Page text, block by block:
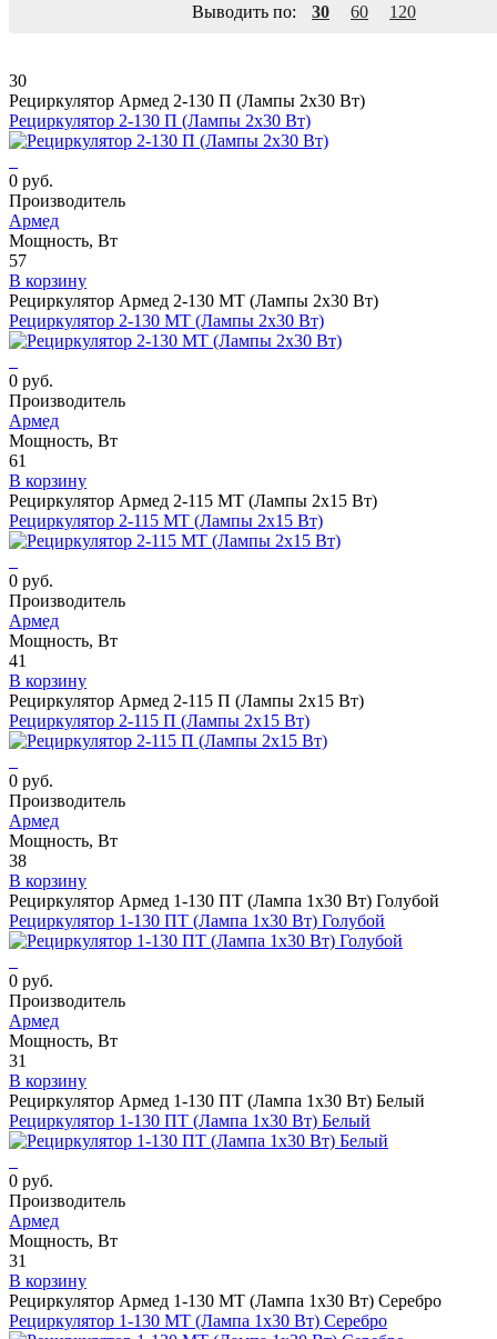
Выводить по:
30 60 120
30
Рециркулятор Армед 2-130 П (Лампы 2х30 Вт)
Рециркулятор 2-130 П (Лампы 2х30 Вт)
0 руб.
Производитель
Армед
Мощность, Вт
57
В корзину
Рециркулятор Армед 2-130 МТ (Лампы 2х30 Вт)
Рециркулятор 2-130 МТ (Лампы 2х30 Вт)
0 руб.
Производитель
Армед
Мощность, Вт
61
В корзину
Рециркулятор Армед 2-115 МТ (Лампы 2х15 Вт)
Рециркулятор 2-115 МТ (Лампы 2х15 Вт)
0 руб.
Производитель
Армед
Мощность, Вт
41
В корзину
Рециркулятор Армед 2-115 П (Лампы 2х15 Вт)
Рециркулятор 2-115 П (Лампы 2х15 Вт)
0 руб.
Производитель
Армед
Мощность, Вт
38
В корзину
Рециркулятор Армед 1-130 ПТ (Лампа 1х30 Вт) Голубой
Рециркулятор 1-130 ПТ (Лампа 1х30 Вт) Голубой
0 руб.
Производитель
Армед
Мощность, Вт
31
В корзину
Рециркулятор Армед 1-130 ПТ (Лампа 1х30 Вт) Белый
Рециркулятор 1-130 ПТ (Лампа 1х30 Вт) Белый
0 руб.
Производитель
Армед
Мощность, Вт
31
В корзину
Рециркулятор Армед 1-130 МТ (Лампа 1х30 Вт) Серебро
Рециркулятор 1-130 МТ (Лампа 1х30 Вт) Серебро